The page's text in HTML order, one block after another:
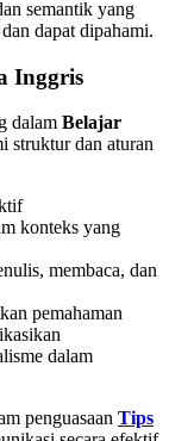
semantik yang
dapat dipahami.
Inggris
dalam Belajar
struktur dan aturan
konteks yang
membaca, dan
pemahaman
dalam
penguasaan Tips